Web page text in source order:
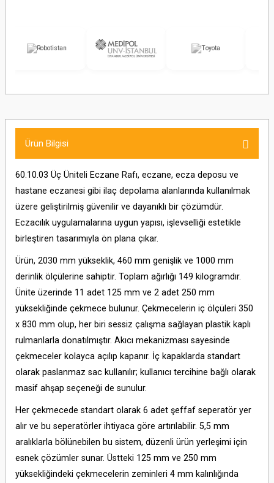
Ürün Bilgisi
60.10.03 Üç Üniteli Eczane Rafı, eczane, ecza deposu ve
hastane eczanesi gibi ilaç depolama alanlarında kullanılmak
üzere geliştirilmiş güvenilir ve dayanıklı bir çözümdür.
Eczacılık uygulamalarına uygun yapısı, işlevselliği estetikle
birleştiren tasarımıyla ön plana çıkar.
Ürün, 2030 mm yükseklik, 460 mm genişlik ve 1000 mm
derinlik ölçülerine sahiptir. Toplam ağırlığı 149 kilogramdır.
Ünite üzerinde 11 adet 125 mm ve 2 adet 250 mm
yüksekliğinde çekmece bulunur. Çekmecelerin iç ölçüleri 350
x 830 mm olup, her biri sessiz çalışma sağlayan plastik kaplı
rulmanlarla donatılmıştır. Akıcı mekanizması sayesinde
çekmeceler kolayca açılıp kapanır. İç kapaklarda standart
olarak paslanmaz sac kullanılır; kullanıcı tercihine bağlı olarak
masif ahşap seçeneği de sunulur.
Her çekmecede standart olarak 6 adet şeffaf seperatör yer
alır ve bu seperatörler ihtiyaca göre artırılabilir. 5,5 mm
aralıklarla bölünebilen bu sistem, düzenli ürün yerleşimi için
esnek çözümler sunar. Üstteki 125 mm ve 250 mm
yüksekliğindeki çekmecelerin zeminleri 4 mm kalınlığında